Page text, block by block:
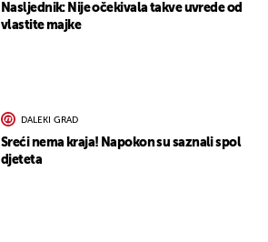
Nasljednik: Nije očekivala takve uvrede od
vlastite majke
DALEKI GRAD
Sreći nema kraja! Napokon su saznali spol
djeteta